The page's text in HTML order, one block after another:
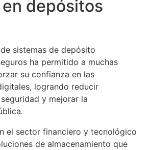
depósitos
sistemas de depósito
ha permitido a muchas
su confianza en las
logrando reducir
y mejorar la
el sector financiero y tecnológico
de almacenamiento que